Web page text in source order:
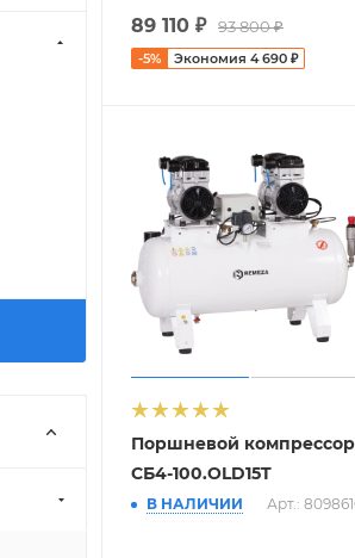
89 110 ₽ 93 800₽
-5% Экономия 4 690 ₽
Поршневой компрессор
СБ4-100.OLD15T
В НАЛИЧИИ Арт.: